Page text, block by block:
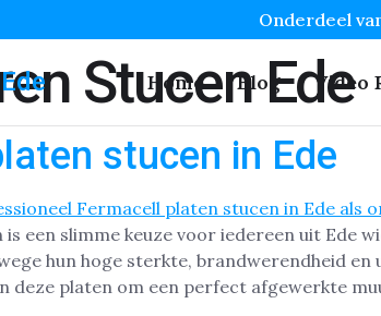
Onderdeel
Home Blog Video
Stucen Ede
stucen in Ede
een slimme keuze voor iedereen uit Ede
hun hoge sterkte, brandwerendheid
deze platen om een perfect afgewerkte